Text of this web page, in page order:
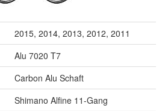
2015, 2014, 2013, 2012, 2011
Alu 7020 T7
Carbon Alu Schaft
Shimano Alfine 11-Gang